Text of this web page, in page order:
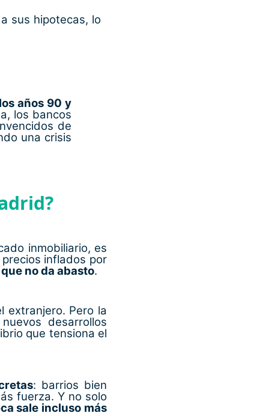
sus hipotecas, lo
años 90 y
los bancos
de
una crisis
inmobiliario, es
inflados por
no da abasto.
extranjero. Pero la
desarrollos
que tensiona el
: barrios bien
fuerza. Y no solo
sale incluso más